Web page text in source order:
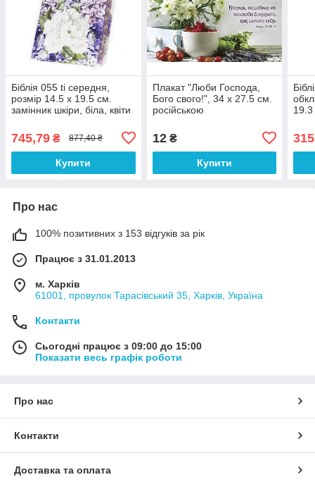
Біблія 055 ti середня,
розмір 14.5 х 19.5 см.
замінник шкіри, біла, квіти
російською мовою
745,79 ₴ 877,40 ₴
Купити
Плакат "Люби Господа,
Бого свого!", 34 х 27.5 см.
російською
12₴
Купити
Про нас
100% позитивних з 153 відгуків за рік
Працює з 31.01.2013
м. Харків
61001, провулок Тарасівський 35, Харків, Україна
Контакти
Сьогодні працює з 09:00 до 15:00
Показати весь графік роботи
Про нас
Контакти
Доставка та оплата